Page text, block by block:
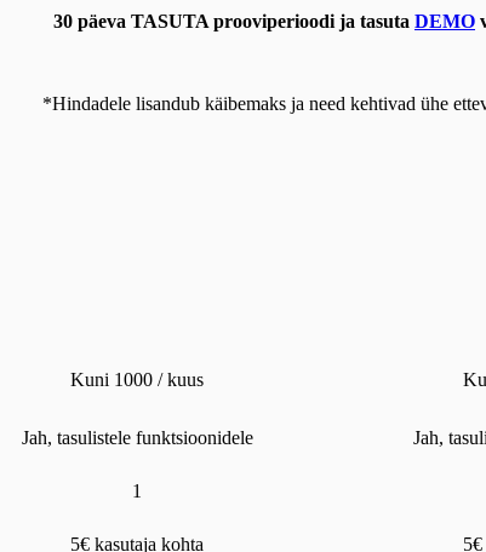
30 päeva TASUTA prooviperioodi ja tasuta DEMO
*Hindadele lisandub käibemaks ja need kehtivad ühe
Kuni 1000 / kuus
Jah, tasulistele funktsioonidele Jah,
1
5€ kasutaja kohta